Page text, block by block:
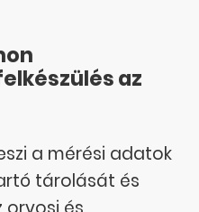
az
a mérési adatok
tárolását és